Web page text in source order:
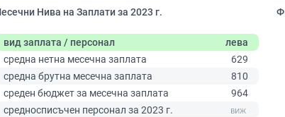
Нива на Заплати за 2023 г.
вид заплата / персонал
лева
средна нетна месечна заплата
629
средна брутна месечна заплата
810
среден бюджет за месечна заплата
964
средносписъчен персонал за 2023 г.